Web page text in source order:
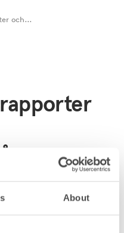
About
och...